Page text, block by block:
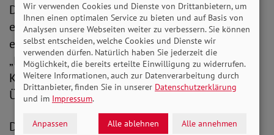
Der SoVD betrachtet Kinderarmut als ein
ernstzunehmendes Problem. Kürzlich beteiligte
er sich an einem Aufruf des Bündnisses
„Ratschlag Kinderarmut“, der eine gemeinsame
Kraftanstrengung aller staatlichen Ebenen zur
Überwindung von Kinderarmut forderte.
Die SoVD-Vorstandsvorsitzende Michaela
Wir verwenden Cookies und Dienste von Drittanbietern, um
Ihnen einen optimalen Service zu bieten und auf Basis von
Analysen unsere Webseiten weiter zu verbessern. Sie können
selbst entscheiden, welche Cookies und Dienste wir
verwenden dürfen. Natürlich haben Sie jederzeit die
Möglichkeit, die bereits erteilte Einwilligung zu widerrufen.
Weitere Informationen, auch zur Datenverarbeitung durch
Drittanbieter, finden Sie in unserer Datenschutzerklärung
und im Impressum.
Anpassen Alle ablehnen Alle annehmen